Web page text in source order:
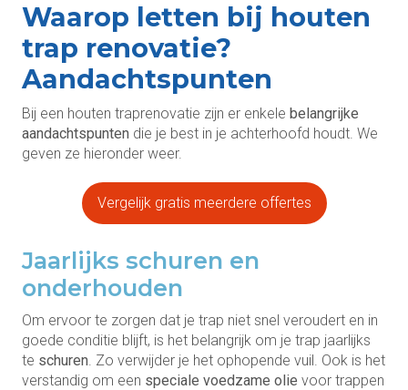
Waarop letten bij houten
trap renovatie?
Aandachtspunten
Bij een houten traprenovatie zijn er enkele belangrijke
aandachtspunten die je best in je achterhoofd houdt. We
geven ze hieronder weer.
Vergelijk gratis meerdere offertes
Jaarlijks schuren en
onderhouden
Om ervoor te zorgen dat je trap niet snel veroudert en in
goede conditie blijft, is het belangrijk om je trap jaarlijks
te schuren. Zo verwijder je het ophopende vuil. Ook is het
verstandig om een speciale voedzame olie voor trappen